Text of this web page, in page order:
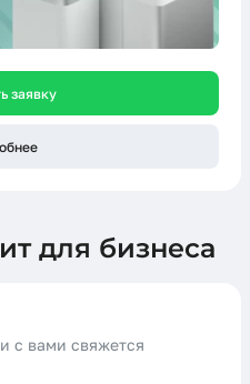
заявку
для бизнеса
с вами свяжется